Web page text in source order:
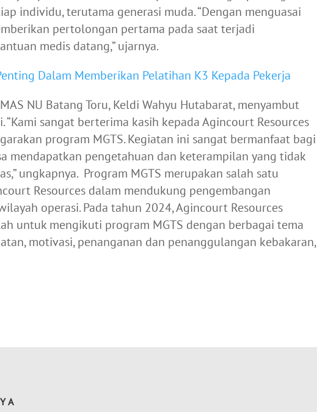
individu, terutama generasi muda. “Dengan menguasai
pertolongan pertama pada saat terjadi
medis datang,” ujarnya.
Dalam Memberikan Pelatihan K3 Kepada Pekerja
NU Batang Toru, Keldi Wahyu Hutabarat, menyambut
“Kami sangat berterima kasih kepada Agincourt Resources
program MGTS. Kegiatan ini sangat bermanfaat bagi
mendapatkan pengetahuan dan keterampilan yang tidak
ungkapnya. Program MGTS merupakan salah satu
Resources dalam mendukung pengembangan
operasi. Pada tahun 2024, Agincourt Resources
untuk mengikuti program MGTS dengan berbagai tema
motivasi, penanganan dan penanggulangan kebakaran,